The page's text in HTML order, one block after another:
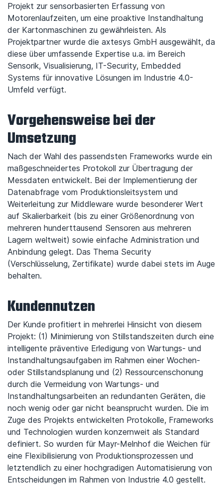
Projekt zur sensorbasierten Erfassung von
Motorenlaufzeiten, um eine proaktive Instandhaltung
der Kartonmaschinen zu gewährleisten. Als
Projektpartner wurde die axtesys GmbH ausgewählt, da
diese über umfassende Expertise u.a. im Bereich
Sensorik, Visualisierung, IT-Security, Embedded
Systems für innovative Lösungen im Industrie 4.0-
Umfeld verfügt.
Vorgehensweise bei der
Umsetzung
Nach der Wahl des passendsten Frameworks wurde ein
maßgeschneidertes Protokoll zur Übertragung der
Messdaten entwickelt. Bei der Implementierung der
Datenabfrage vom Produktionsleit­system und
Weiterleitung zur Middleware wurde besonderer Wert
auf Skalierbarkeit (bis zu einer Größenordnung von
mehreren hunderttausend Sensoren aus mehreren
Lagern weltweit) sowie einfache Administration und
Anbindung gelegt. Das Thema Security
(Verschlüsselung, Zertifikate) wurde dabei stets im Auge
behalten.
Kundennutzen
Der Kunde profitiert in mehrerlei Hinsicht von diesem
Projekt: (1) Minimierung von Stillstandszeiten durch eine
intelligente präventive Erledigung von Wartungs- und
Instandhaltungsaufgaben im Rahmen einer Wochen-
oder Stillstandsplanung und (2) Ressourcenschonung
durch die Vermeidung von Wartungs- und
Instandhaltungsarbeiten an redundanten Geräten, die
noch wenig oder gar nicht beansprucht wurden. Die im
Zuge des Projekts entwickelten Protokolle, Frameworks
und Technologien wurden konzernweit als Standard
definiert. So wurden für Mayr-Melnhof die Weichen für
eine Flexibilisierung von Produktionsprozessen und
letztendlich zu einer hochgradigen Automatisierung von
Entscheidungen im Rahmen von Industrie 4.0 gestellt.